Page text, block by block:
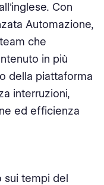
Con
Automazione,
che
in più
della piattaforma
interruzioni,
ed efficienza
sui tempi del